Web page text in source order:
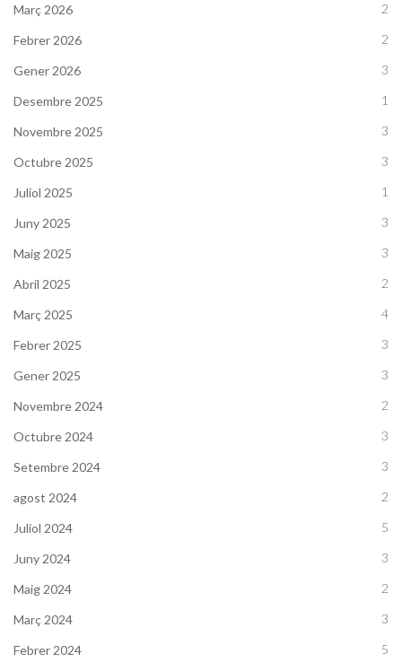
Març 2026 2
Febrer 2026 2
Gener 2026 3
Desembre 2025 1
Novembre 2025 3
Octubre 2025 3
Juliol 2025 1
Juny 2025 3
Maig 2025 3
Abril 2025 2
Març 2025 4
Febrer 2025 3
Gener 2025 3
Novembre 2024 2
Octubre 2024 3
Setembre 2024 3
agost 2024 2
Juliol 2024 5
Juny 2024 3
Maig 2024 2
Març 2024 3
Febrer 2024 5